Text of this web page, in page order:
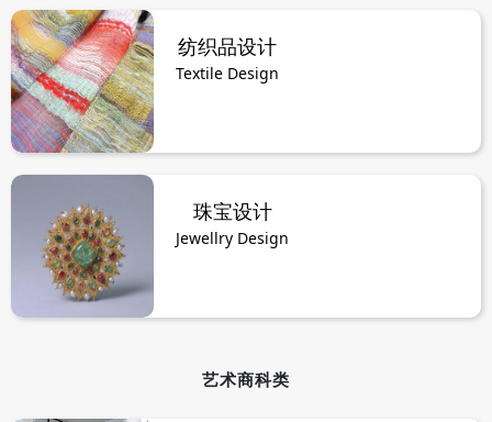
纺织品设计
Textile Design
珠宝设计
Jewellry Design
艺术商科类